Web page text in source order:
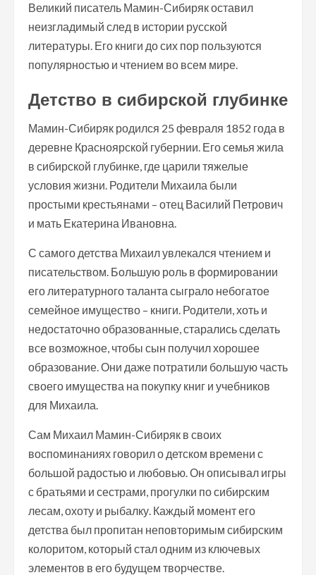
Великий писатель Мамин-Сибиряк оставил
неизгладимый след в истории русской
литературы. Его книги до сих пор пользуются
популярностью и чтением во всем мире.
Детство в сибирской глубинке
Мамин-Сибиряк родился 25 февраля 1852 года в
деревне Красноярской губернии. Его семья жила
в сибирской глубинке, где царили тяжелые
условия жизни. Родители Михаила были
простыми крестьянами – отец Василий Петрович
и мать Екатерина Ивановна.
С самого детства Михаил увлекался чтением и
писательством. Большую роль в формировании
его литературного таланта сыграло небогатое
семейное имущество – книги. Родители, хоть и
недостаточно образованные, старались сделать
все возможное, чтобы сын получил хорошее
образование. Они даже потратили большую часть
своего имущества на покупку книг и учебников
для Михаила.
Сам Михаил Мамин-Сибиряк в своих
воспоминаниях говорил о детском времени с
большой радостью и любовью. Он описывал игры
с братьями и сестрами, прогулки по сибирским
лесам, охоту и рыбалку. Каждый момент его
детства был пропитан неповторимым сибирским
колоритом, который стал одним из ключевых
элементов в его будущем творчестве.